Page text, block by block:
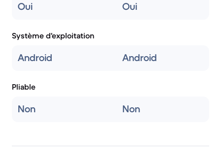
Oui Oui
Système d'exploitation
Android Android
Pliable
Non Non